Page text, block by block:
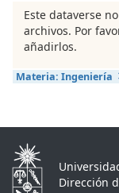
Este dataverse
archivos. Por
añadirlos.
Materia: Ingeniería
Dirección